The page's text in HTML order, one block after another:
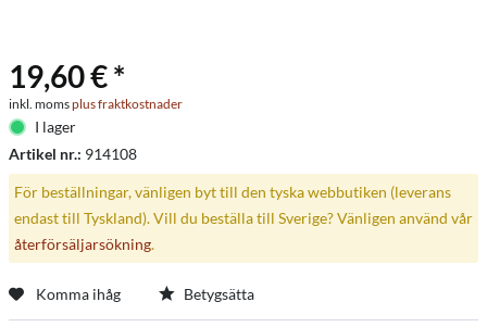
19,60 € *
inkl. momsplus fraktkostnader
I lager
Artikel nr.: 914108
För beställningar, vänligen byt till den tyska webbutiken (leverans
endast till Tyskland). Vill du beställa till Sverige? Vänligen använd vår
återförsäljarsökning.
Komma ihåg Betygsätta